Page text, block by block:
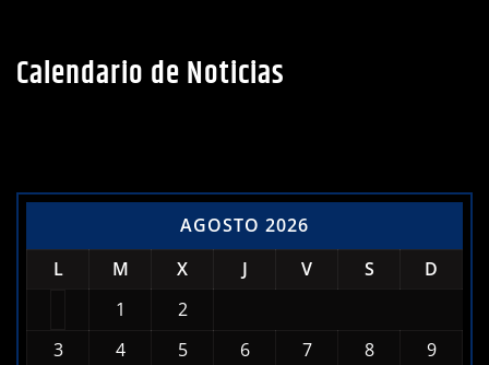
Calendario de Noticias
AGOSTO 2026
L
M X J V S
D
1
2
3
4 5 6 7 8
9